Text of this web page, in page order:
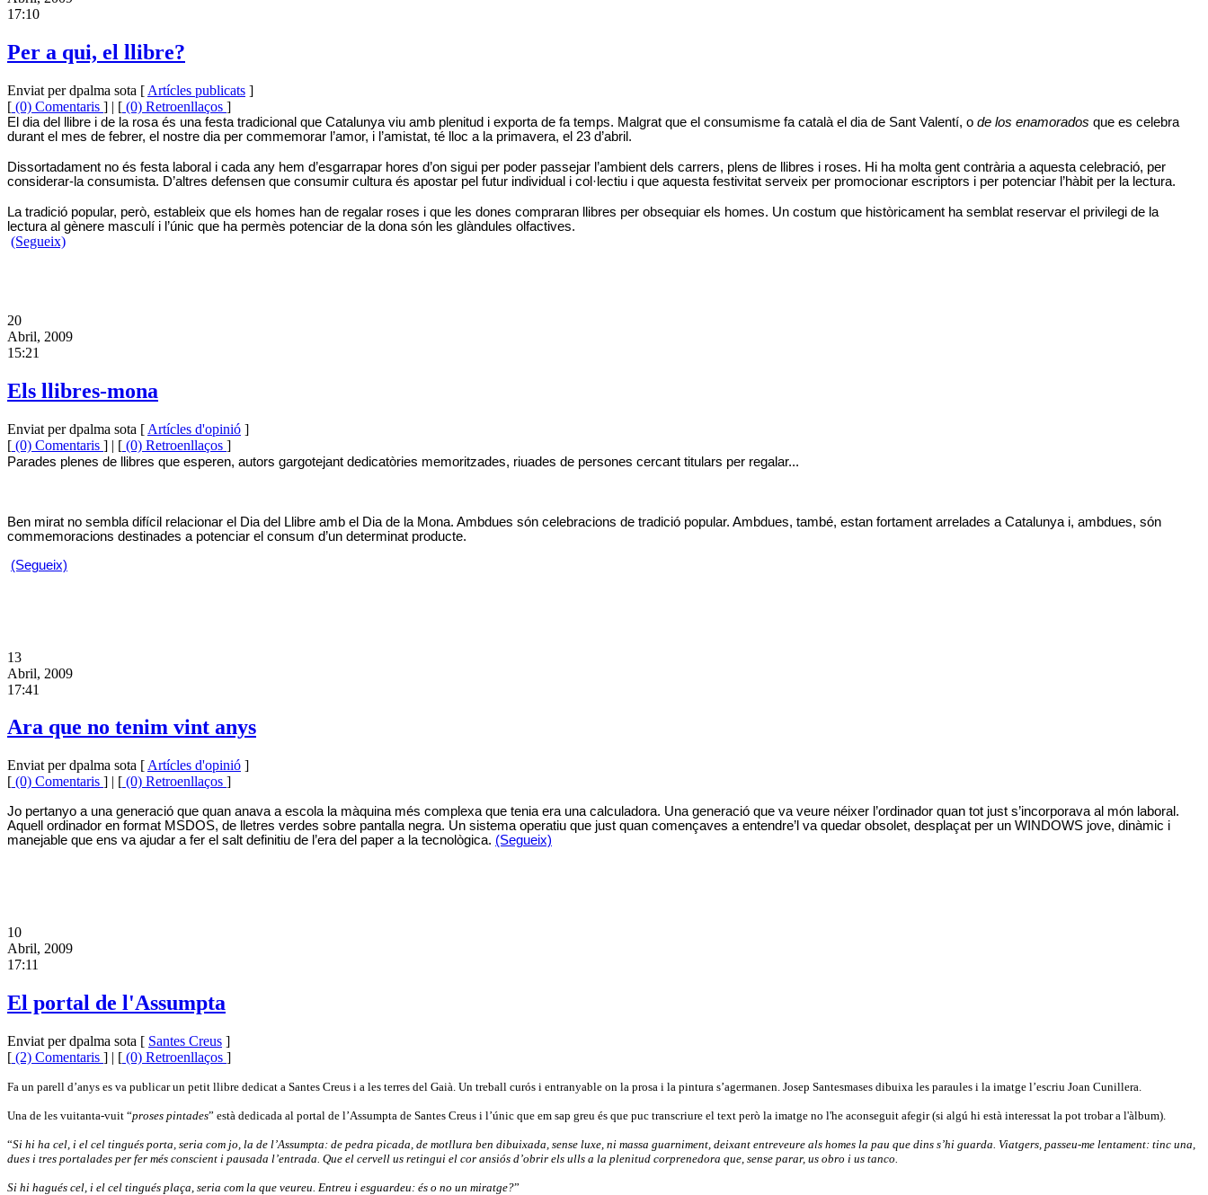
17:10
Per a qui, el llibre?
Enviat per dpalma sota [ Artícles publicats ]
[ (0) Comentaris ] | [ (0) Retroenllaços ]
El dia del llibre i de la rosa és una festa tradicional que Catalunya viu amb plenitud i exporta de fa temps. Malgrat que el consumisme fa català el dia de Sant Valentí, o de los enamorados que es celebra
durant el mes de febrer, el nostre dia per commemorar l’amor, i l’amistat, té lloc a la primavera, el 23 d’abril.
Dissortadament no és festa laboral i cada any hem d’esgarrapar hores d’on sigui per poder passejar l’ambient dels carrers, plens de llibres i roses. Hi ha molta gent contrària a aquesta celebració, per
considerar-la consumista. D’altres defensen que consumir cultura és apostar pel futur individual i col·lectiu i que aquesta festivitat serveix per promocionar escriptors i per potenciar l’hàbit per la lectura.
La tradició popular, però, estableix que els homes han de regalar roses i que les dones compraran llibres per obsequiar els homes. Un costum que històricament ha semblat reservar el privilegi de la
lectura al gènere masculí i l’únic que ha permès potenciar de la dona són les glàndules olfactives.
(Segueix)
20
Abril, 2009
15:21
Els llibres-mona
Enviat per dpalma sota [ Artícles d'opinió ]
[ (0) Comentaris ] | [ (0) Retroenllaços ]
Parades plenes de llibres que esperen, autors gargotejant dedicatòries memoritzades, riuades de persones cercant titulars per regalar...
Ben mirat no sembla difícil relacionar el Dia del Llibre amb el Dia de la Mona. Ambdues són celebracions de tradició popular. Ambdues, també, estan fortament arrelades a Catalunya i, ambdues, són
commemoracions destinades a potenciar el consum d’un determinat producte.
(Segueix)
13
Abril, 2009
17:41
Ara que no tenim vint anys
Enviat per dpalma sota [ Artícles d'opinió ]
[ (0) Comentaris ] | [ (0) Retroenllaços ]
Jo pertanyo a una generació que quan anava a escola la màquina més complexa que tenia era una calculadora. Una generació que va veure néixer l’ordinador quan tot just s’incorporava al món laboral.
Aquell ordinador en format MSDOS, de lletres verdes sobre pantalla negra. Un sistema operatiu que just quan començaves a entendre’l va quedar obsolet, desplaçat per un WINDOWS jove, dinàmic i
manejable que ens va ajudar a fer el salt definitiu de l’era del paper a la tecnològica. (Segueix)
10
Abril, 2009
17:11
El portal de l'Assumpta
Enviat per dpalma sota [ Santes Creus ]
[ (2) Comentaris ] | [ (0) Retroenllaços ]
Fa un parell d’anys es va publicar un petit llibre dedicat a Santes Creus i a les terres del Gaià. Un treball curós i entranyable on la prosa i la pintura s’agermanen. Josep Santesmases dibuixa les paraules i la imatge l’escriu Joan Cunillera.
Una de les vuitanta-vuit “proses pintades” està dedicada al portal de l’Assumpta de Santes Creus i l’únic que em sap greu és que puc transcriure el text però la imatge no l'he aconseguit afegir (si algú hi està interessat la pot trobar a l'àlbum).
“Si hi ha cel, i el cel tingués porta, seria com jo, la de l’Assumpta: de pedra picada, de motllura ben dibuixada, sense luxe, ni massa guarniment, deixant entreveure als homes la pau que dins s’hi guarda. Viatgers, passeu-me lentament: tinc una,
dues i tres portalades per fer més conscient i pausada l’entrada. Que el cervell us retingui el cor ansiós d’obrir els ulls a la plenitud corprenedora que, sense parar, us obro i us tanco.
Si hi hagués cel, i el cel tingués plaça, seria com la que veureu. Entreu i esguardeu: és o no un miratge?”